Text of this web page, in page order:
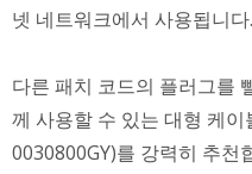
넷 네트워크에서 사용됩니다.
다른 패치 코드의 플러그를
께 사용할 수 있는 대형 케이
0030800GY)를 강력히 추천